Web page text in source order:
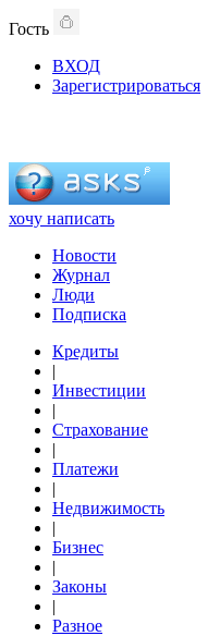
Гость
ВХОД
Зарегистрироваться
хочу написать
Новости
Журнал
Люди
Подписка
Кредиты
|
Инвестиции
|
Страхование
|
Платежи
|
Недвижимость
|
Бизнес
|
Законы
|
Разное